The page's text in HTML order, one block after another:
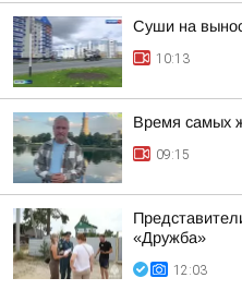
Суши на
10:13
Время самых
09:15
«Дружба»
12:03